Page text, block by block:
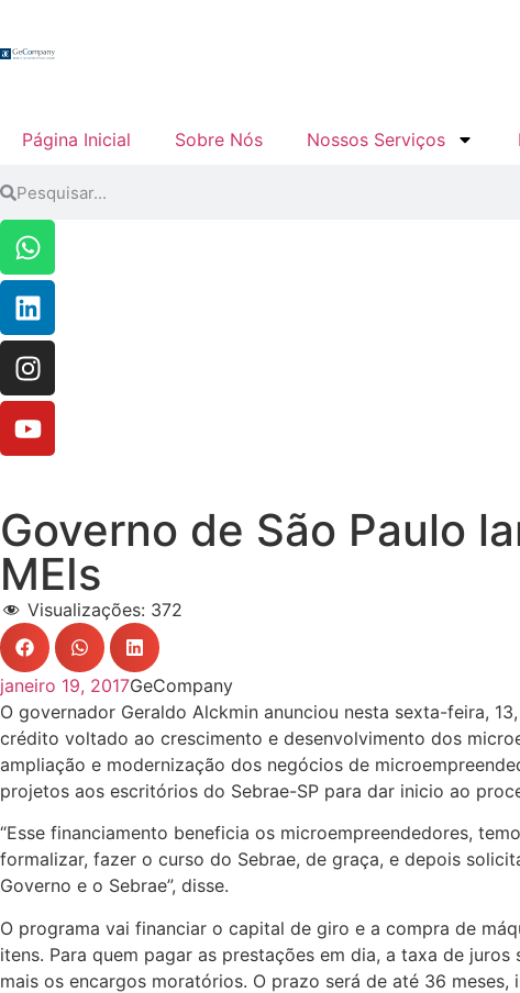
Página Inicial Sobre Nós Nossos Serviços
Governo de São Paulo
MEIs
Visualizações: 372
janeiro 19, 2017GeCompany
O governador Geraldo Alckmin anunciou nesta sexta-feira,
crédito voltado ao crescimento e desenvolvimento dos
ampliação e modernização dos negócios de
projetos aos escritórios do Sebrae-SP para dar inicio ao
“Esse financiamento beneficia os microempreendedores,
formalizar, fazer o curso do Sebrae, de graça, e depois
Governo e o Sebrae”, disse.
O programa vai financiar o capital de giro e a compra de
itens. Para quem pagar as prestações em dia, a taxa de
mais os encargos moratórios. O prazo será de até 36